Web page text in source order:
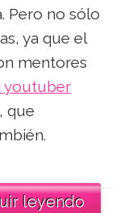
Pero no sólo
ya que el
mentores
youtuber
que
leyendo